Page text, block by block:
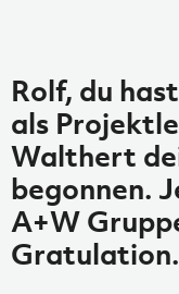
Rolf, du
als
Walthert
begonnen.
A+W
Gratulation.